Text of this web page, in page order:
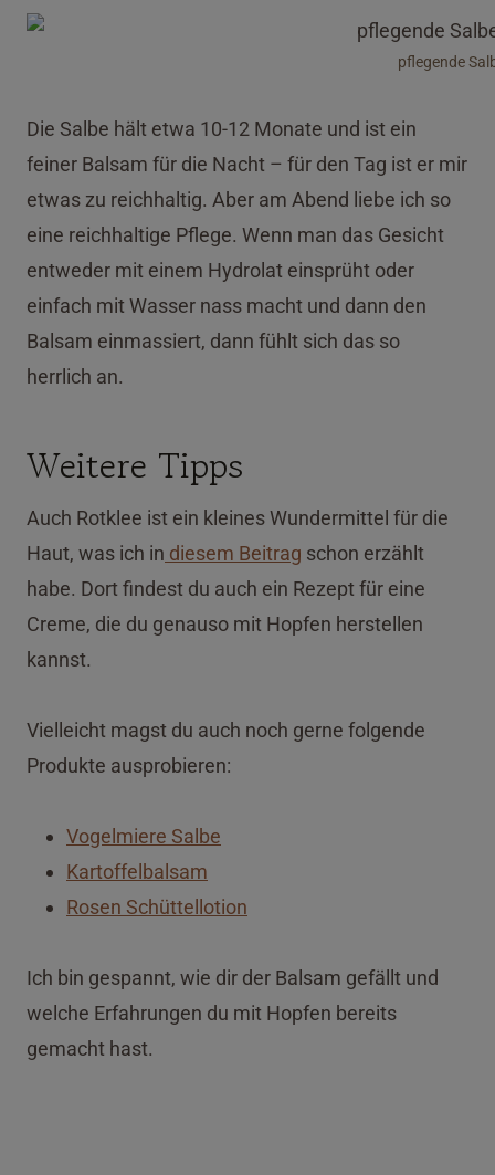
pflegende
Die Salbe hält etwa 10-12 Monate und ist ein
feiner Balsam für die Nacht – für den Tag ist er mir
etwas zu reichhaltig. Aber am Abend liebe ich so
eine reichhaltige Pflege. Wenn man das Gesicht
entweder mit einem Hydrolat einsprüht oder
einfach mit Wasser nass macht und dann den
Balsam einmassiert, dann fühlt sich das so
herrlich an.
Weitere Tipps
Auch Rotklee ist ein kleines Wundermittel für die
Haut, was ich in diesem Beitrag schon erzählt
habe. Dort findest du auch ein Rezept für eine
Creme, die du genauso mit Hopfen herstellen
kannst.
Vielleicht magst du auch noch gerne folgende
Produkte ausprobieren:
Vogelmiere Salbe
Kartoffelbalsam
Rosen Schüttellotion
Ich bin gespannt, wie dir der Balsam gefällt und
welche Erfahrungen du mit Hopfen bereits
gemacht hast.